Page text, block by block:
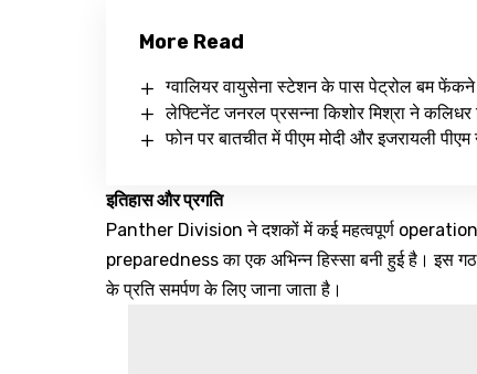
More Read
ग्वालियर वायुसेना स्टेशन के पास पेट्रोल बम फेंकने
लेफ्टिनेंट जनरल प्रसन्ना किशोर मिश्रा ने कलिधर
फोन पर बातचीत में पीएम मोदी और इजरायली
इतिहास और प्रगति
Panther Division ने दशकों में कई महत्वपूर्ण
preparedness का एक अभिन्न हिस्सा बनी हुई है।
के प्रति समर्पण के लिए जाना जाता है।